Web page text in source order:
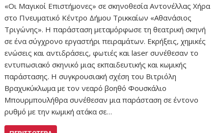
«Οι Μαγικοί Επιστήμονες» σε σκηνοθεσία Αντονέλλας Χήρα
στο Πνευματικό Κέντρο Δήμου Τρικκαίων «Αθανάσιος
Τριγώνης». Η παράσταση μεταμόρφωσε τη θεατρική σκηνή
σε ένα σύγχρονο εργαστήρι πειραμάτων. Εκρήξεις, χημικές
ενώσεις και αντιδράσεις, φωτιές και laser συνέθεσαν το
εντυπωσιακό σκηνικό μιας εκπαιδευτικής και κωμικής
παράστασης. Η συγκρουσιακή σχέση του Βιτριόλη
Βραχυκύκλωμα με τον νεαρό βοηθό Φουσκάλιο
Μπουρμπουλήθρα συνέθεσαν μια παράσταση σε έντονο
ρυθμό με την κωμική ατάκα σε…